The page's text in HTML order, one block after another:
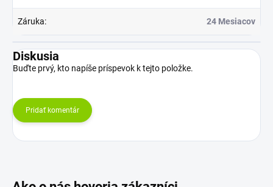
Záruka: 24 Mesiacov
Diskusia
Buďte prvý, kto napíše príspevok k tejto položke.
Pridať komentár